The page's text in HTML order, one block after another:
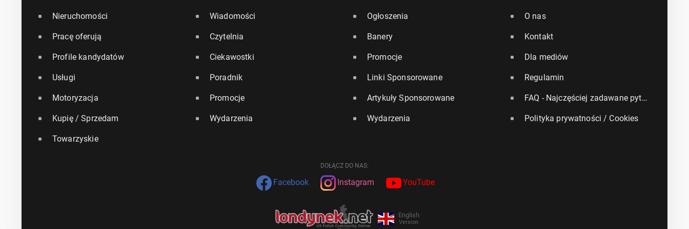
Nieruchomości
Pracę oferują
Profile kandydatów
Usługi
Motoryzacja
Kupię / Sprzedam
Towarzyskie
Wiadomości
Czytelnia
Ciekawostki
Poradnik
Promocje
Wydarzenia
Ogłoszenia
Banery
Promocje
Linki Sponsorowane
Artykuły Sponsorowane
Wydarzenia
O nas
Kontakt
Dla mediów
Regulamin
FAQ - Najczęściej zadawane pytania
Polityka prywatności / Cookies
DOŁĄCZ DO NAS:
Facebook Instagram YouTube
English
Version